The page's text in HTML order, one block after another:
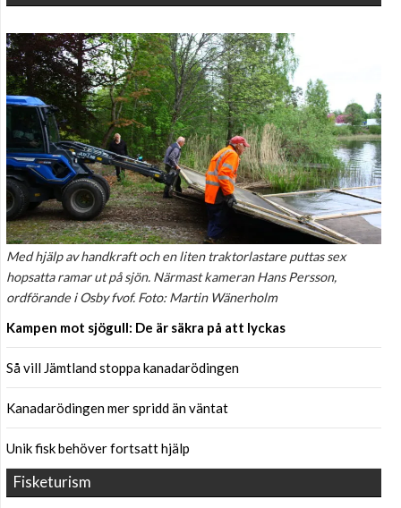
Med hjälp av handkraft och en liten traktorlastare puttas sex
hopsatta ramar ut på sjön. Närmast kameran Hans Persson,
ordförande i Osby fvof. Foto: Martin Wänerholm
Kampen mot sjögull: De är säkra på att lyckas
Så vill Jämtland stoppa kanadarödingen
Kanadarödingen mer spridd än väntat
Unik fisk behöver fortsatt hjälp
Fisketurism